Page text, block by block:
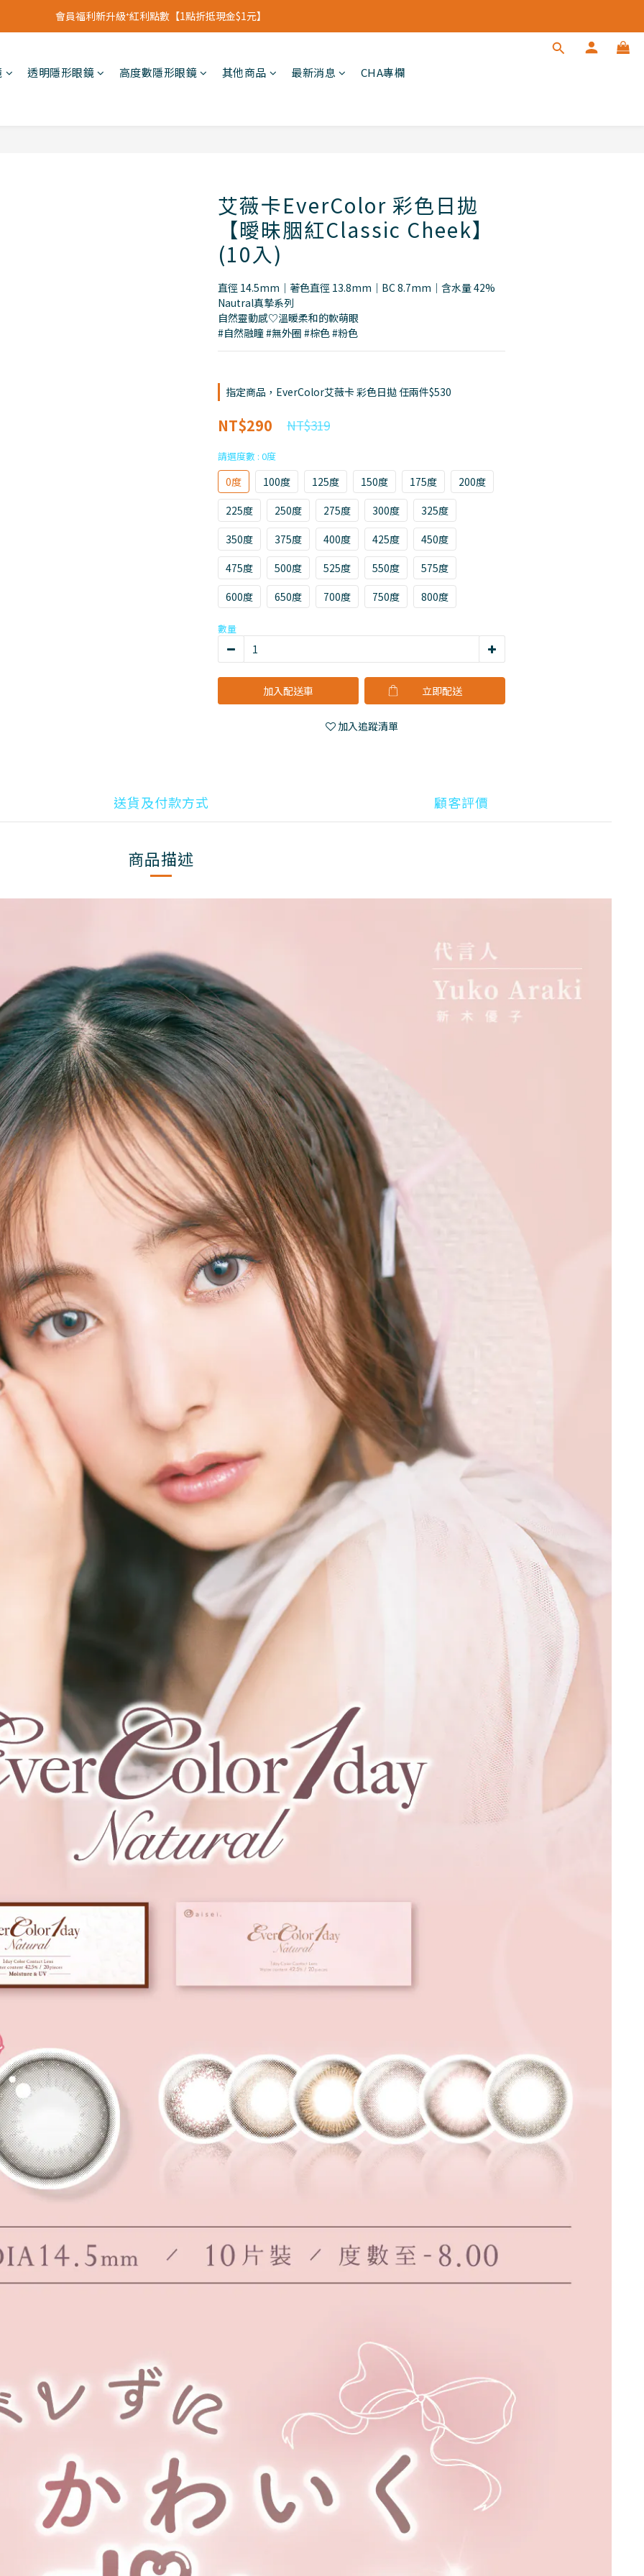
立即加入會員領【$200購物金】首次消費即可折抵
立即加入會員領【$200購物金】首次消費即可折抵
透明隱形眼鏡 高度數隱形眼鏡 其他商品 最新消息 CHA專欄
艾薇卡EverColor 彩色日拋
【曖昧胭紅Classic Cheek】
(10入)
直徑 14.5mm｜著色直徑 13.8mm｜BC 8.7mm｜含水量 42%
Nautral真摯系列
自然靈動感♡溫暖柔和的軟萌眼
#自然融瞳 #無外圈 #棕色 #粉色
指定商品，EverColor艾薇卡 彩色日拋 任兩件$530
NT$290 NT$319
請選度數 : 0度
0度 100度 125度 150度 175度
200度
225度
250度 275度 300度
325度
350度
375度 400度 425度
450度
475度
500度 525度 550度
575度
600度
650度 700度 750度 800度
數量
加入配送車 立即購買
加入追蹤清單
送貨及付款方式 顧客評價
商品描述